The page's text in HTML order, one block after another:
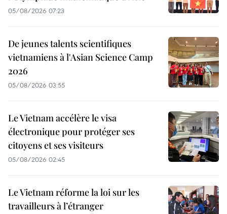
05/08/2026 07:23
De jeunes talents scientifiques
vietnamiens à l'Asian Science Camp
2026
05/08/2026 03:55
Le Vietnam accélère le visa
électronique pour protéger ses
citoyens et ses visiteurs
05/08/2026 02:45
Le Vietnam réforme la loi sur les
travailleurs à l’étranger